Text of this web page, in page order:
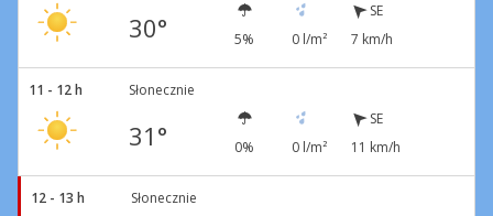
30° 5% 0 l/m²
SE
7 km/h
11 - 12 h Słonecznie
31° 0% 0 l/m²
SE
11 km/h
12 - 13 h Słonecznie